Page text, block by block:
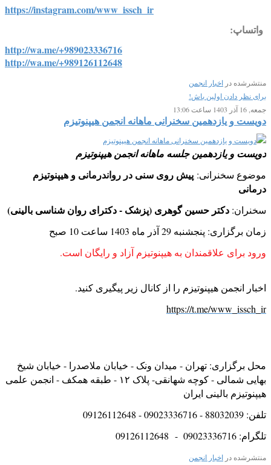
https://instagram.com/www_issch_ir
واتساپ:
http://wa.me/+989023336716
http://wa.me/+989126112648
منتشرشده در اخبار انجمن
برای نظر دادن اولین باش!
جمعه, 16 آذر 1403 ساعت 13:06
دویست و یازدهمین سخنرانی ماهانه انجمن هیپنوتیزم
دویست و یازدهمین جلسه ماهانه انجمن هیپنوتیزم
موضوع سخنرانی: پیش روی سنی در رواندرمانی و هیپنوتیزم
درمانی
سخنران: دکتر حسین گوهری (پزشک - دکترای روان شناسی بالینی)
زمان برگزاری: پنجشنبه 29 آذر ماه 1403 ساعت 10 صبح
ورود برای علاقمندان به هیپنوتیزم آزاد و رایگان است.
اخبار انجمن هیپنوتیزم را از کانال زیر پیگیری کنید.
https://t.me/www_issch_ir
محل برگزاری: تهران - میدان ونک - خیابان ملاصدرا - خیابان شیخ
بهایی شمالی - کوچه شهانقی- پلاک ۱۲ - طبقه همکف - انجمن علمی
هیپنوتیزم بالینی ایران
تلفن: 88032039 - 09023336716 - 09126112648
تلگرام: 09023336716 - 09126112648
منتشرشده در اخبار انجمن